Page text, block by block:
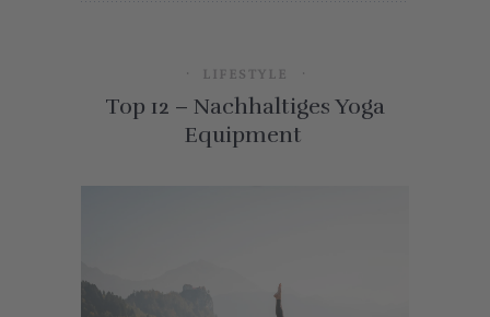
LIFESTYLE
Top 12 – Nachhaltiges Yoga
Equipment